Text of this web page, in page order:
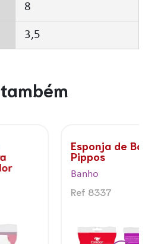
8
3,5
também
Esponja de Banho
Minecraft
Ref 8332